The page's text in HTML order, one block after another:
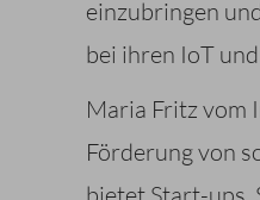
einzubringen
bei ihren IoT
Maria Fritz vom
Förderung von